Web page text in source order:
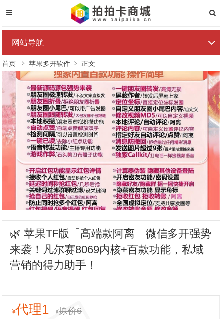
网站导航
首页 苹果多开软件 正文
🌿 苹果TF版「高端款阿离」微信多开强势
来袭！凡尔赛8069内核+百款功能，私域
营销的得力助手！
¥代理1 ¥原价6